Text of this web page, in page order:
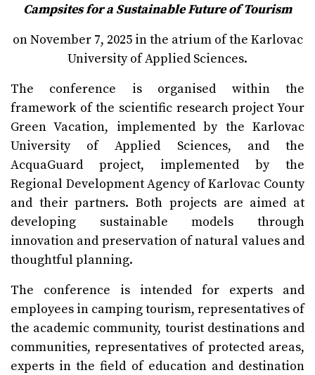
Campsites for a Sustainable Future of Tourism
on November 7, 2025 in the atrium of the Karlovac
University of Applied Sciences.
The conference is organised within the
framework of the scientific research project Your
Green Vacation, implemented by the Karlovac
University of Applied Sciences, and the
AcquaGuard project, implemented by the
Regional Development Agency of Karlovac County
and their partners. Both projects are aimed at
developing sustainable models through
innovation and preservation of natural values and
thoughtful planning.
The conference is intended for experts and
employees in camping tourism, representatives of
the academic community, tourist destinations and
communities, representatives of protected areas,
experts in the field of education and destination